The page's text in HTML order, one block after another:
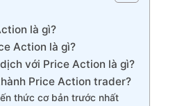
là gì?
Action là gì?
với Price Action là gì?
Price Action trader?
thức cơ bản trước nhất